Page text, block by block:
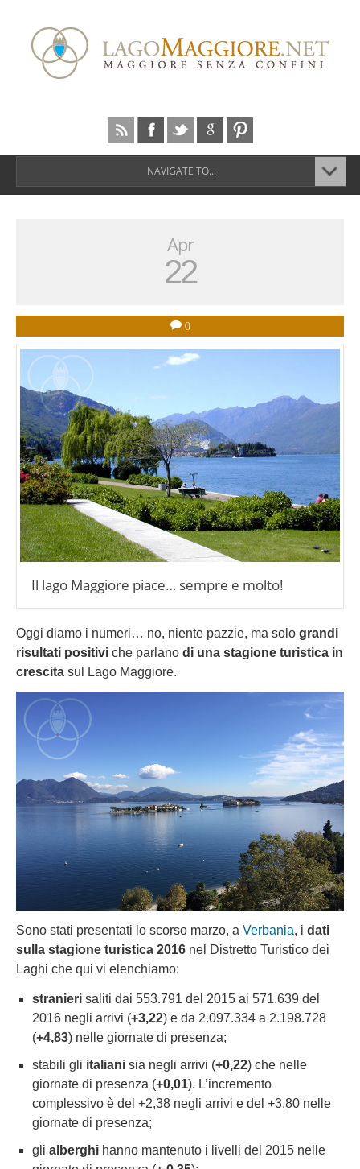
NAVIGATE TO...
Apr
22
0
Il lago Maggiore piace… sempre e molto!
Oggi diamo i numeri… no, niente pazzie, ma solo grandi
risultati positivi che parlano di una stagione turistica in
crescita sul Lago Maggiore.
Sono stati presentati lo scorso marzo, a Verbania, i dati
sulla stagione turistica 2016 nel Distretto Turistico dei
Laghi che qui vi elenchiamo:
stranieri saliti dai 553.791 del 2015 ai 571.639 del
2016 negli arrivi (+3,22) e da 2.097.334 a 2.198.728
(+4,83) nelle giornate di presenza;
stabili gli italiani sia negli arrivi (+0,22) che nelle
giornate di presenza (+0,01). L’incremento
complessivo è del +2,38 negli arrivi e del +3,80 nelle
giornate di presenza;
gli alberghi hanno mantenuto i livelli del 2015 nelle